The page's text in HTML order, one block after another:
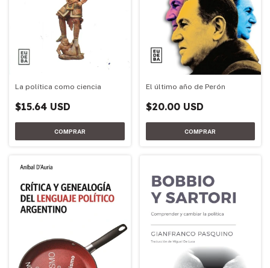
La política como ciencia
$15.64 USD
El último año de Perón
$20.00 USD